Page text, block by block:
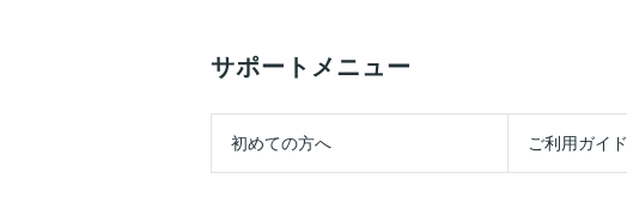
サポートメニュー
初めての方へ ご利用ガイド